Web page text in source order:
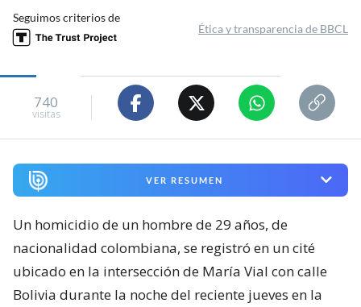
Seguimos criterios de
Ética y transparencia de BBCL
740
visitas
VER RESUMEN
Un homicidio de un hombre de 29 años, de
nacionalidad colombiana, se registró en un cité
ubicado en la intersección de María Vial con calle
Bolivia durante la noche del reciente jueves en la